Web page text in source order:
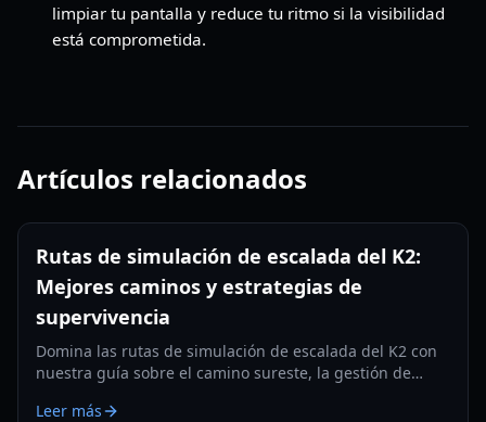
limpiar tu pantalla y reduce tu ritmo si la visibilidad
está comprometida.
Artículos relacionados
Rutas de simulación de escalada del K2:
Mejores caminos y estrategias de
supervivencia
Domina las rutas de simulación de escalada del K2 con
nuestra guía sobre el camino sureste, la gestión de
Leer más